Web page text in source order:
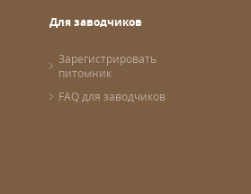
Для заводчиков
Зарегистрировать
питомник
FAQ для заводчиков